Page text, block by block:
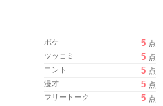
ボケ 5 点
ツッコミ
5 点
コント
5 点
漫才
5 点
フリートーク
5 点